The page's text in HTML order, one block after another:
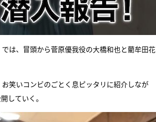
は、冒頭から菅原優我役の大橋和也と藺牟田花
笑いコンビのごとく息ピッタリに紹介しなが
していく。